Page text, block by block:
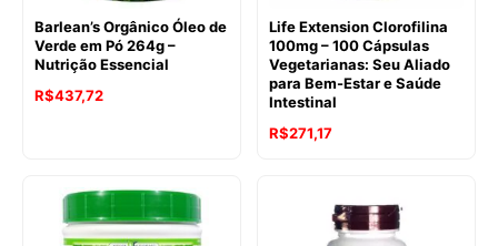
Barlean’s Orgânico Óleo de
Verde em Pó 264g –
Nutrição Essencial
R$437,72
Life Extension Clorofilina
100mg – 100 Cápsulas
Vegetarianas: Seu Aliado
para Bem-Estar e Saúde
Intestinal
R$271,17